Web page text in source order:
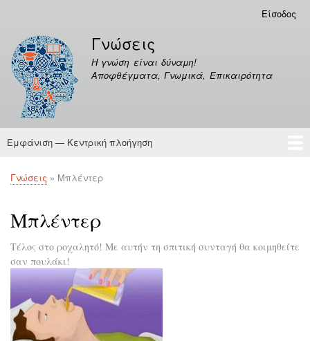
περιεχόμενο
λογαριασμού
χρήστη
Είσοδος
Γνώσεις
Η γνώση είναι δύναμη!
Αποφθέγματα, Γνωμικά, Επικαιρότητα
Κεντρική
Εμφάνιση — Κεντρική πλοήγηση
Γνώσεις
Αποφθέγματα
Breadcrumb
Γνώσεις Μπλέντερ
Μπλέντερ
Τέλος στο ροχαλητό! Με αυτήν τη σπιτική συνταγή θα κοιμηθείτε
σαν πουλάκι!